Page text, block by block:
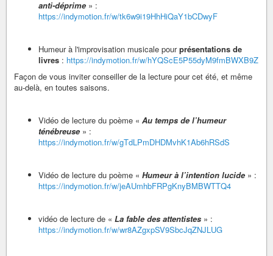
anti-déprime » :
https://indymotion.fr/w/tk6w9i19HhHiQaY1bCDwyF
Humeur à l'improvisation musicale pourprésentations de
livres : https://indymotion.fr/w/hYQScE5P55dyM9fmBWXB9Z
Façon de vous inviter conseiller de la lecture pour cet été, et même
au-delà, en toutes saisons.
Vidéo de lecture du poème « Au temps de l’humeur
ténébreuse » :
https://indymotion.fr/w/gTdLPmDHDMvhK1Ab6hRSdS
Vidéo de lecture du poème « Humeur à l’intention lucide » :
https://indymotion.fr/w/jeAUmhbFRPgKnyBMBWTTQ4
vidéo de lecture de « La fable des attentistes » :
https://indymotion.fr/w/wr8AZgxpSV9SbcJqZNJLUG